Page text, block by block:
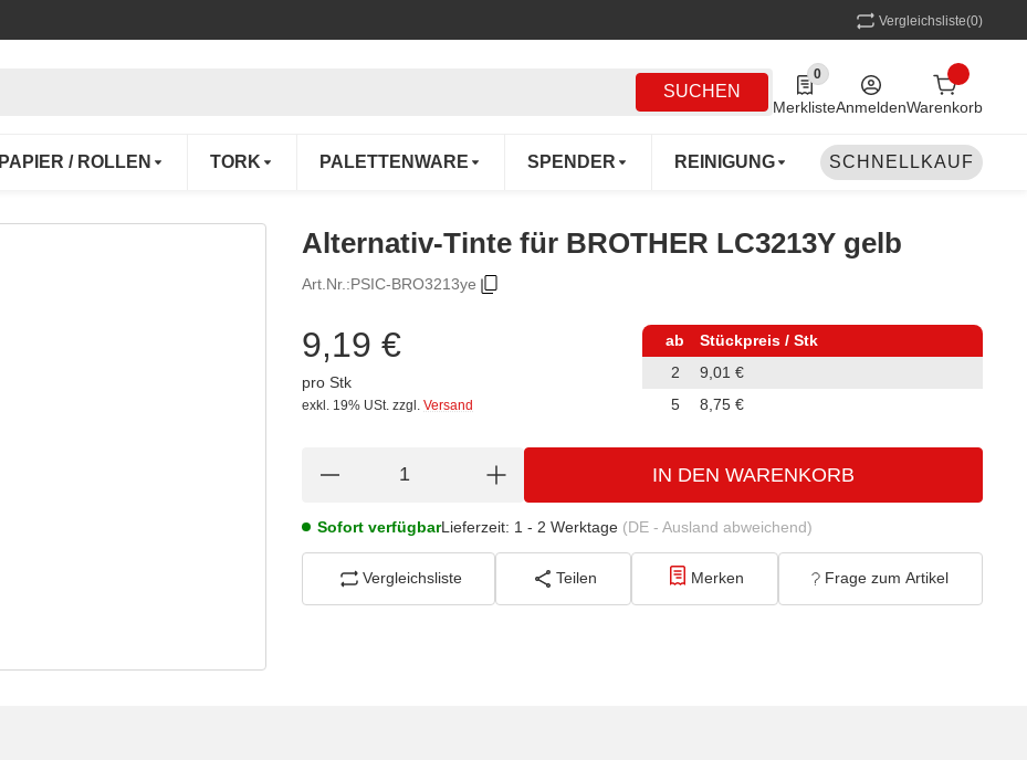
Vergleichsliste(0)
SUCHEN
0
0 Produkte in der Liste
MerklisteAnmeldenWarenkorb
PAPIER / ROLLEN TORK PALETTENWARE SPENDER REINIGUNG MEHRWEG
SCHNELLKAUF
Alternativ-Tinte für BROTHER LC3213Y gelb
Art.Nr.:PSIC-BRO3213ye
9,19 €
pro Stk
exkl. 19% USt. zzgl. Versand
ab
Stückpreis / Stk
2
9,01 €
5
8,75 €
IN DEN WARENKORB
Sofort verfügbarLieferzeit: 1 - 2 Werktage (DE - Ausland abweichend)
Vergleichsliste Teilen Merken Frage zum Artikel